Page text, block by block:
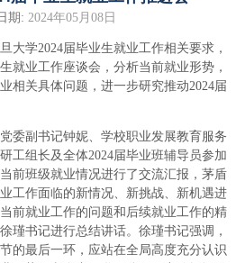
期: 2024年05月08日
大学2024届毕业生就业工作相关要求，
就业工作座谈会 ， 分析当前就业形势，
相关具体问题，进一步研究推动2024届
委副书记钟妮、学校职业发展教育服务
工组长及全体2024届毕业班辅导员参加
前班级就业情况进行了交流汇报，茅盾
工作面临的新情况、新挑战、新机遇进
前就业工作的问题和后续就业工作的精
瑾书记进行总结讲话。徐瑾书记强调，
的最后一环，应站在全局高度充分认识